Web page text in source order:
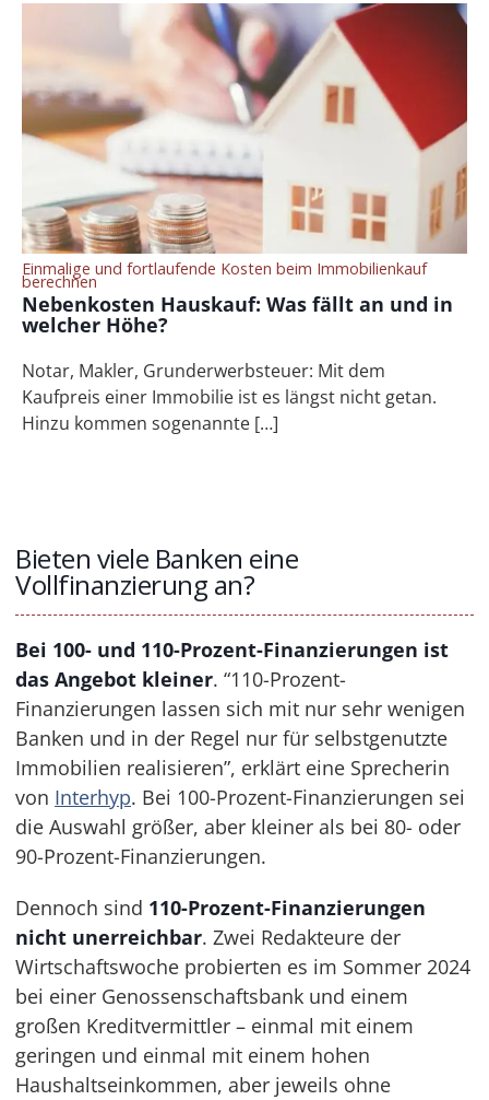
Einmalige und fortlaufende Kosten beim Immobilienkauf
berechnen
Nebenkosten Hauskauf: Was fällt an und in
welcher Höhe?
Notar, Makler, Grunderwerbsteuer: Mit dem
Kaufpreis einer Immobilie ist es längst nicht getan.
Hinzu kommen sogenannte […]
Bieten viele Banken eine
Vollfinanzierung an?
Bei 100- und 110-Prozent-Finanzierungen ist
das Angebot kleiner. “110-Prozent-
Finanzierungen lassen sich mit nur sehr wenigen
Banken und in der Regel nur für selbstgenutzte
Immobilien realisieren”, erklärt eine Sprecherin
von Interhyp. Bei 100-Prozent-Finanzierungen sei
die Auswahl größer, aber kleiner als bei 80- oder
90-Prozent-Finanzierungen.
Dennoch sind 110-Prozent-Finanzierungen
nicht unerreichbar. Zwei Redakteure der
Wirtschaftswoche probierten es im Sommer 2024
bei einer Genossenschaftsbank und einem
großen Kreditvermittler – einmal mit einem
geringen und einmal mit einem hohen
Haushaltseinkommen, aber jeweils ohne